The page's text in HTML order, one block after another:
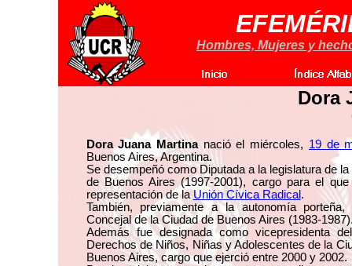
Hombres, Mujeres y
Dora
Dora Juana Martinanació el miércoles, 19 de
Buenos Aires, Argentina.
Se desempeñó como Diputada a la legislatura de
de Buenos Aires (1997-2001), cargo para el
representación de la Unión Cívica Radical .
También, previamente a la autonomía
Concejal de la Ciudad de Buenos Aires (1983-
Además fue designada como vicepresidenta
Derechos de Niños, Niñas y Adolescentes de la
Buenos Aires, cargo que ejerció entre 2000 y 2002.